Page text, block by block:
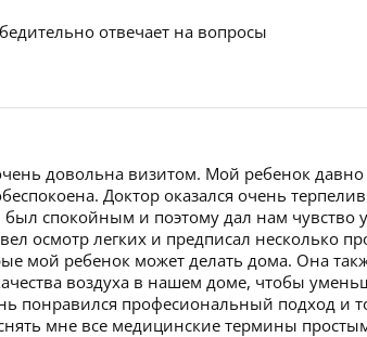
отвечает на вопросы
довольна визитом. Мой ребенок
Доктор оказался очень
спокойным и поэтому дал нам чувство
осмотр легких и предписал несколько
мой ребенок может делать дома. Она
воздуха в нашем доме, чтобы
понравился професиональный подход и
мне все медицинские термины